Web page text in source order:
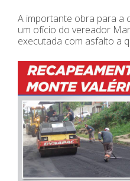
A importante obra para a
um ofício do vereador
executada com asfalto a